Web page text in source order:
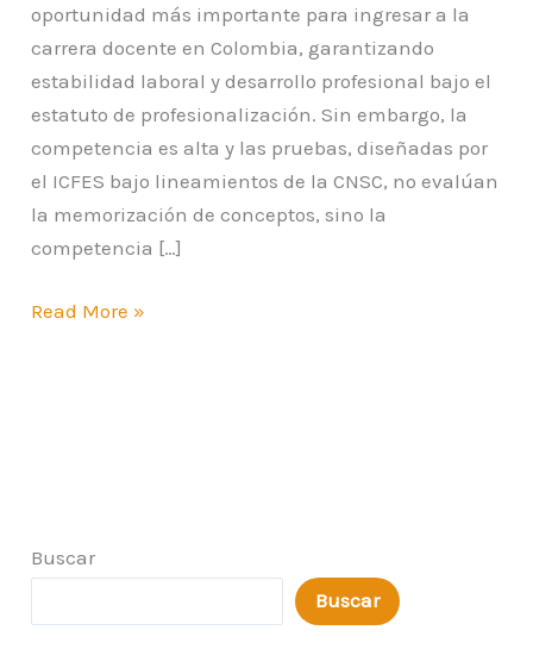
oportunidad más importante para ingresar a la
carrera docente en Colombia, garantizando
estabilidad laboral y desarrollo profesional bajo el
estatuto de profesionalización. Sin embargo, la
competencia es alta y las pruebas, diseñadas por
el ICFES bajo lineamientos de la CNSC, no evalúan
la memorización de conceptos, sino la
competencia […]
Read More »
Buscar
Buscar